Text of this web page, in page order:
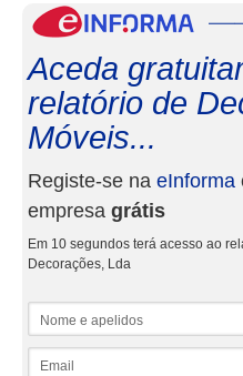
Aceda
relatório de
Móveis...
Registe-se na eInforma
empresa grátis
Em 10 segundos terá acesso ao
Decorações, Lda